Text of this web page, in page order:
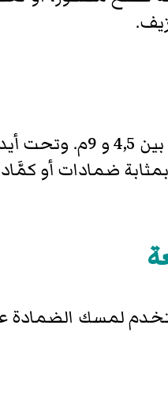
تصنع من الشاش أو أي قماش خفيف، ويتراوح
ضمادات أو
لمسك الضمادة